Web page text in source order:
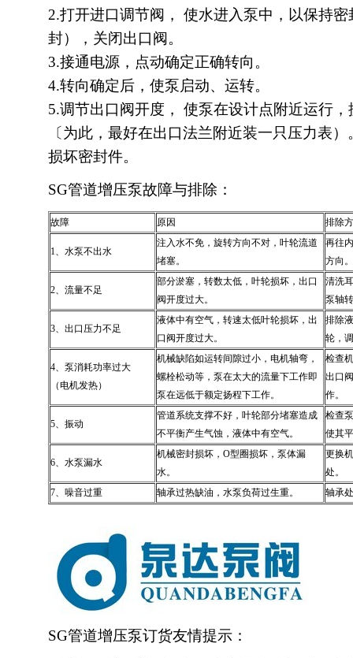
2.打开进口调节阀， 使水进入泵中，以保持
封），关闭出口阀。
3.接通电源，点动确定正确转向。
4.转向确定后，使泵启动、运转。
5.调节出口阀开度， 使泵在设计点附近运行
〔为此，最好在出口法兰附近装一只压力表
损坏密封件。
SG管道增压泵故障与排除：
故障 原因 排除
1、水泵不出水
注入水不免，旋转方向不对，叶轮流道
堵塞。
再往
方向。
2、流量不足
部分淤塞，转数太低，叶轮损坏，出口
阀开度过大。
清洗
泵轴
3、出口压力不足
液体中有空气，转速太低叶轮损坏，出
口阀开度过大。
排除
轮，
4、泵消耗功率过大
（电机发热）
机械缺陷如运转间隙过小，电机轴弯，
螺栓松动等，泵在太大的流量下工作即
泵在远低于额定扬程下工作。
检查
出口
作。
5、振动
管道系统支撑不好，叶轮部分堵塞造成
不平衡产生气蚀，液体中有空气。
检查
使其
6、水泵漏水
机械密封损坏，O型圈损坏，泵体漏
水。
更换
处。
7、噪音过重
轴承过热缺油，水泵负荷过生重。 轴承
SG管道增压泵订货友情提示：